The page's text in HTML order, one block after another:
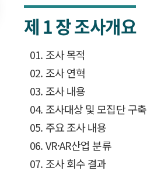
제 1 장조사개요
01. 조사 목적
02. 조사 연혁
03. 조사 내용
04. 조사대상 및 모집단 구축
05. 주요 조사 내용
06. VR·AR산업 분류
07. 조사 회수 결과